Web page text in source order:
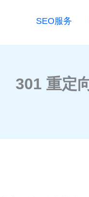
SEO服务
301 重定